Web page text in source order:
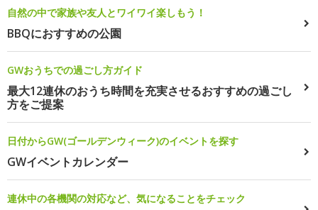
自然の中で家族や友人とワイワイ楽しもう！
BBQにおすすめの公園
GWおうちでの過ごし方ガイド
最大12連休のおうち時間を充実させるおすすめの過ごし
方をご提案
日付からGW(ゴールデンウィーク)のイベントを探す
GWイベントカレンダー
連休中の各機関の対応など、気になることをチェック